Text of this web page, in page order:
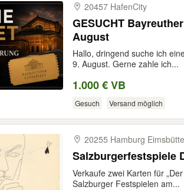
20457 HafenCity
GESUCHT
August
Hallo, dringend suche ich
9. August. Gerne zahle ich...
1.000 € VB
Gesuch Versand möglich
20255 Hamburg
Salzburgerfestspiele
Verkaufe zwei Karten für
Salzburger Festspielen am...